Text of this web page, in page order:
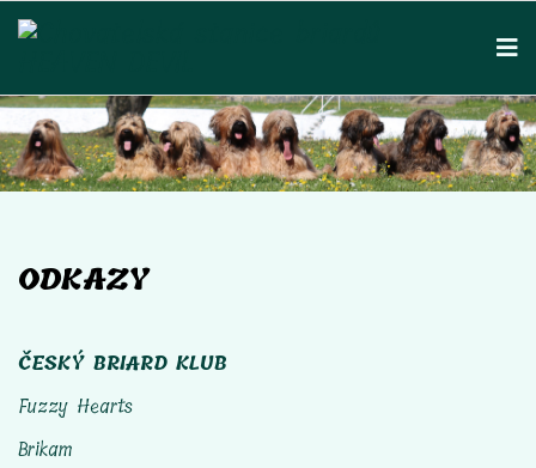
ODKAZY
ČESKÝ BRIARD KLUB
Fuzzy Hearts
Brikam